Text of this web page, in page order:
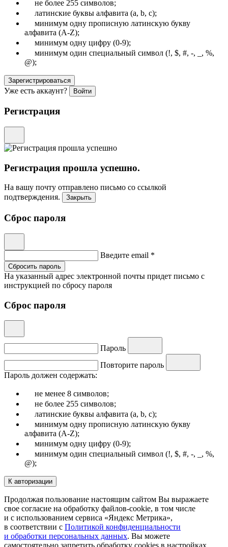
не более 255 символов;
латинские буквы алфавита (a, b, c);
минимум одну прописную латинскую букву
алфавита (A-Z);
минимум одну цифру (0-9);
минимум один специальный символ (!, $, #, -, _, %,
@);
Зарегистрироваться
Уже есть аккаунт? Войти
Регистрация
Регистрация прошла успешно.
На вашу почту отправлено письмо со ссылкой
подтверждения.
Закрыть
Сброс пароля
Введите email *
Сбросить пароль
На указанный адрес электронной почты придет письмо с
инструкцией по сбросу пароля
Сброс пароля
Пароль
Повторите пароль
Пароль должен содержать:
не менее 8 символов;
не более 255 символов;
латинские буквы алфавита (a, b, c);
минимум одну прописную латинскую букву
алфавита (A-Z);
минимум одну цифру (0-9);
минимум один специальный символ (!, $, #, -, _, %,
@);
К авторизации
Продолжая пользование настоящим сайтом Вы выражаете
свое согласие на обработку файлов-cookie, в том числе
и с использованием сервиса «Яндекс Метрика»,
в соответствии с Политикой конфиденциальности
и обработки персональных данных. Вы можете